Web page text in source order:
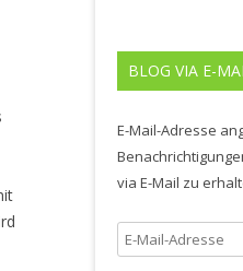
BLOG VIA E-
E-Mail-Adresse
via E-Mail zu
E-
Mail-